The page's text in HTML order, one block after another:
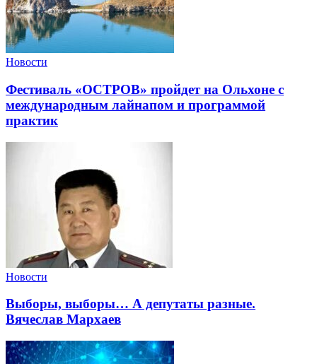
Новости
Фестиваль «ОСТРОВ» пройдет на Ольхоне с
международным лайнапом и программой
практик
Новости
Выборы, выборы… А депутаты разные.
Вячеслав Мархаев